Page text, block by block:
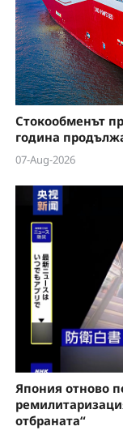
Стокообменът
година
07-Aug-2026
Япония отново
отбраната“